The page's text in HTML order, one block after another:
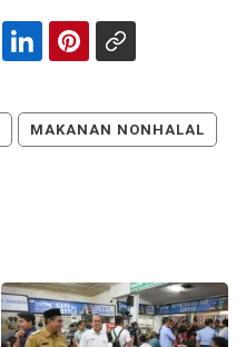
MAKANAN NONHALAL